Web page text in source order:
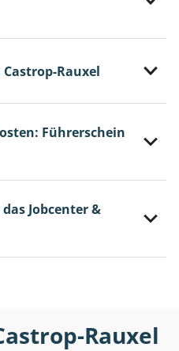
Rauxel
Führerschein
Jobcenter &
Rauxel